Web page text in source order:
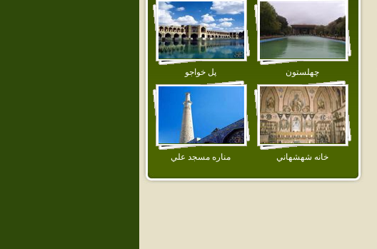
چهلستون پل خواجو
خانه شهشهاني مناره‌ مسجد علي‌